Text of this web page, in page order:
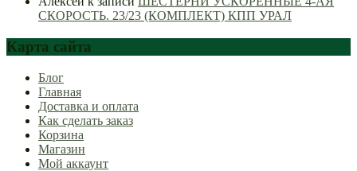
СКОРОСТЬ. 23/23 (КОМПЛЕКТ) КПП УРАЛ
Карта сайта
Блог
Главная
Доставка и оплата
Как сделать заказ
Корзина
Магазин
Мой аккаунт